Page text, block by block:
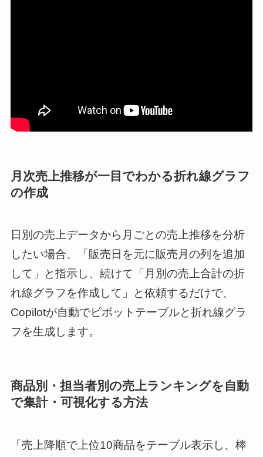
月次売上推移が一目でわかる折れ線グラフ
の作成
日別の売上データから月ごとの売上推移を分析
したい場合、「販売日を元に販売月の列を追加
して」と指示し、続けて「月別の売上合計の折
れ線グラフを作成して」と依頼するだけで、
Copilotが自動でピボットテーブルと折れ線グラ
フを生成します。
商品別・担当者別の売上ランキングを自動
で集計・可視化する方法
「売上降順で上位10商品をテーブル表示し、棒